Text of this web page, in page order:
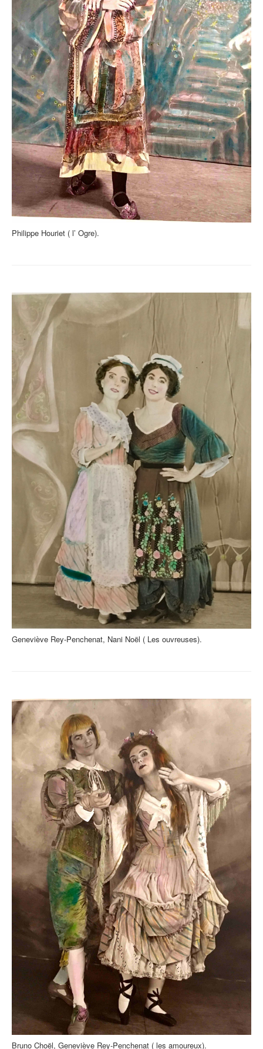
Philippe Houriet ( l’ Ogre).
Geneviève Rey-Penchenat, Nani Noël ( Les ouvreuses).
Bruno Choël, Geneviève Rey-Penchenat ( les amoureux).